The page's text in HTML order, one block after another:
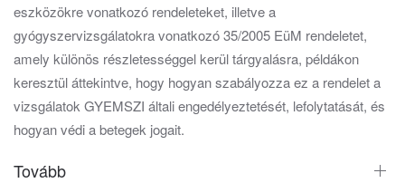
eszközökre vonatkozó rendeleteket, illetve a
gyógyszervizsgálatokra vonatkozó 35/2005 EüM rendeletet,
amely különös részletességgel kerül tárgyalásra, példákon
keresztül áttekintve, hogy hogyan szabályozza ez a rendelet a
vizsgálatok GYEMSZI általi engedélyeztetését, lefolytatását, és
hogyan védi a betegek jogait.
Tovább